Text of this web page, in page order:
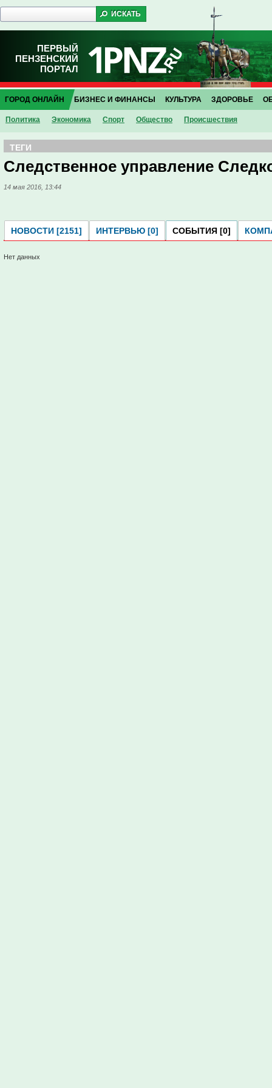
ПЕРВЫЙ
ПЕНЗЕНСКИЙ
ПОРТАЛ
ГОРОД ОНЛАЙН
Политика Экономика Спорт Общество Проиcшествия
БИЗНЕС И ФИНАНСЫ КУЛЬТУРА ЗДОРОВЬЕ
ТЕГИ
Следственное управление
14 мая 2016, 13:44
НОВОСТИ [2151] ИНТЕРВЬЮ [0] СОБЫТИЯ [0]
Нет данных